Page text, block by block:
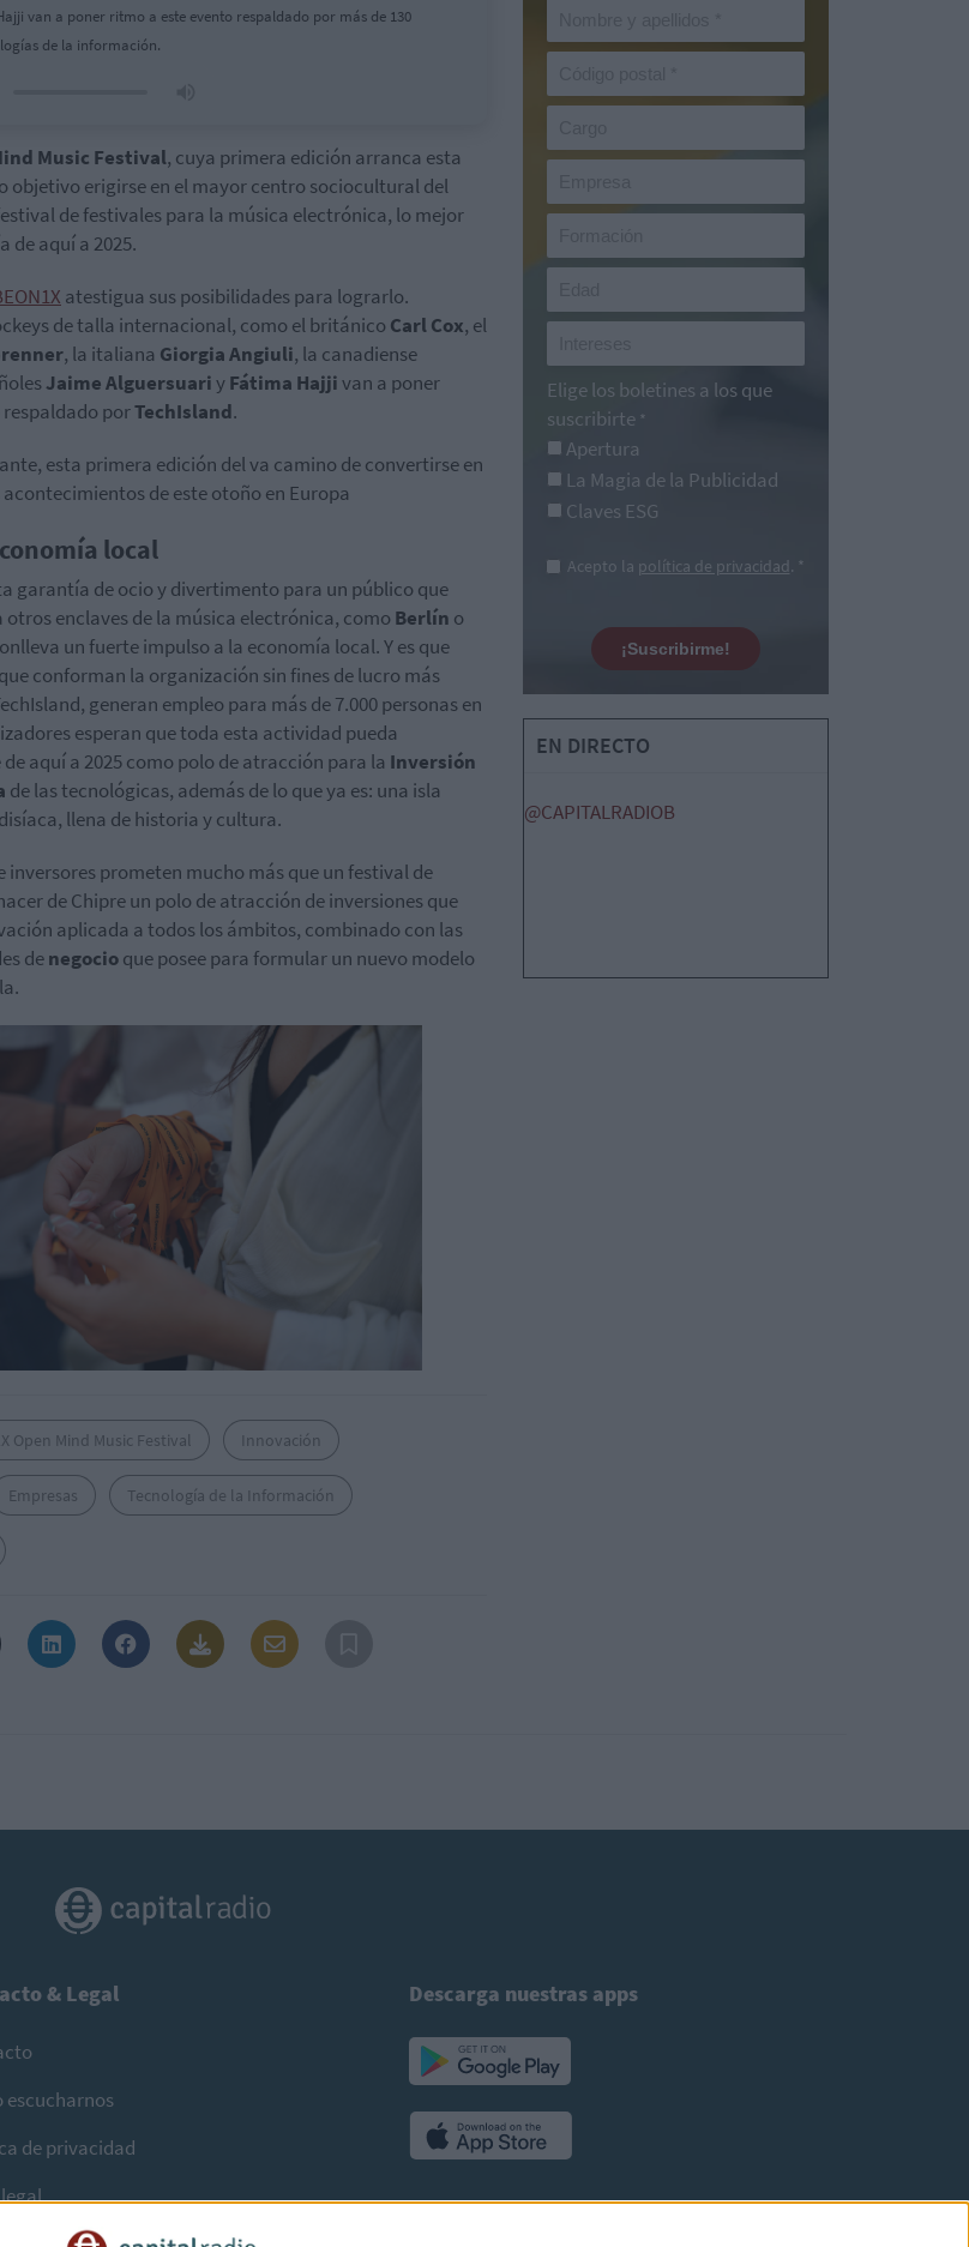
van a poner ritmo a este evento respaldado por más de 130
de la información.
Music Festival, cuya primera edición arranca esta
objetivo erigirse en el mayor centro sociocultural del
de festivales para la música electrónica, lo mejor
de aquí a 2025.
atestigua sus posibilidades para lograrlo.
de talla internacional, como el británico Carl Cox, el
, la italiana Giorgia Angiuli, la canadiense
Jaime AlguersuariyFátima Hajjivan a poner
porTechIsland.
esta primera edición del va camino de convertirse en
de este otoño en Europa
local
garantía de ocio y divertimento para un público que
otros enclaves de la música electrónica, como Berlín o
un fuerte impulso a la economía local. Y es que
conforman la organización sin fines de lucro más
generan empleo para más de 7.000 personas en
esperan que toda esta actividad pueda
aquí a 2025 como polo de atracción para la Inversión
de las tecnológicas, además de lo que ya es: una isla
llena de historia y cultura.
inversores prometen mucho más que un festival de
de Chipre un polo de atracción de inversiones que
aplicada a todos los ámbitos, combinado con las
denegocioque posee para formular un nuevo modelo
Open Mind Music Festival Innovación
Empresas Tecnología de la Información
Elige los boletines a los que
suscribirte *
Apertura
La Magia de la Publicidad
Claves ESG
Acepto la política de privacidad. *
¡Suscribirme!
EN DIRECTO
@CAPITALRADIOB
& Legal
escucharnos
de privacidad
Descarga nuestras apps